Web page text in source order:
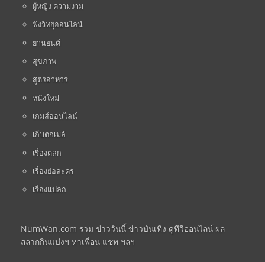
ผู้หญิง ความงาม
ฟังวิทยุออนไลน์
ยานยนต์
สุขภาพ
สูตรอาหาร
หนังใหม่
เกมส์ออนไลน์
เก็บตกเมล์
เรื่องตลก
เรื่องย่อละคร
เรื่องแปลก
NumWan.com รวม ข่าววันนี้ ข่าวบันเทิง ดูทีวีออนไลน์ ผล
สลากกินแบ่งฯ หาเพื่อน แชท ฯลฯ